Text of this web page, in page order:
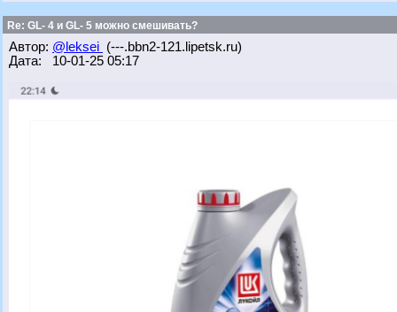
Re: GL- 4 и GL- 5 можно смешивать?
Автор: @leksei (---.bbn2-121.lipetsk.ru)
Дата: 10-01-25 05:17